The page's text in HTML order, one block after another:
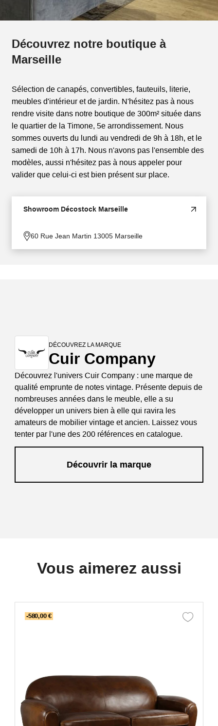
Découvrez notre boutique à
Marseille
Sélection de canapés, convertibles, fauteuils, literie,
meubles d'intérieur et de jardin. N'hésitez pas à nous
rendre visite dans notre boutique de 300m² située dans
le quartier de la Timone, 5e arrondissement. Nous
sommes ouverts du lundi au vendredi de 9h à 18h, et le
samedi de 10h à 17h. Nous n'avons pas l'ensemble des
modèles, aussi n'hésitez pas à nous appeler pour
valider que celui-ci est bien présent sur place.
Showroom Décostock Marseille
60 Rue Jean Martin 13005 Marseille
DÉCOUVREZ LA MARQUE
Cuir Company
Découvrez l'univers Cuir Company : une marque de
qualité emprunte de notes vintage. Présente depuis de
nombreuses années dans le meuble, elle a su
développer un univers bien à elle qui ravira les
amateurs de mobilier vintage et ancien. Laissez vous
tenter par l'une des 200 références en catalogue.
Découvrir la marque
Vous aimerez aussi
-580,00 €